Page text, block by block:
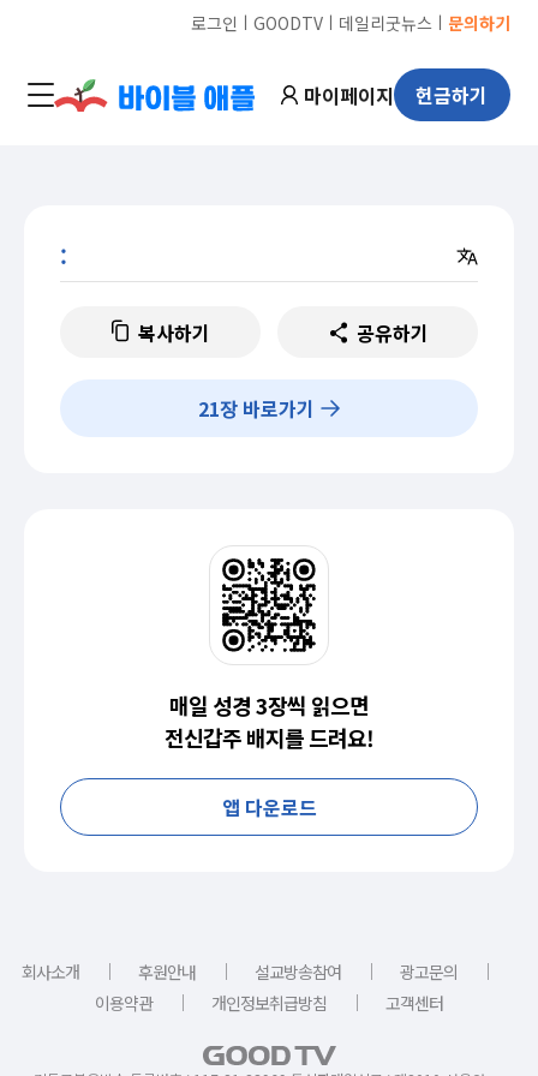
로그인 ㅣ GOODTVㅣ 데일리굿뉴스 ㅣ 문의하기
마이페이지 헌금하기
:
복사하기 공유하기
21장 바로가기
매일 성경 3장씩 읽으면
전신갑주 배지를 드려요!
앱 다운로드
회사소개 ｜ 후원안내 ｜ 설교방송참여 ｜ 광고문의
｜
이용약관
｜ 개인정보취급방침 ｜ 고객센터